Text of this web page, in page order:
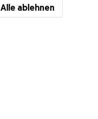
Alle ablehnen